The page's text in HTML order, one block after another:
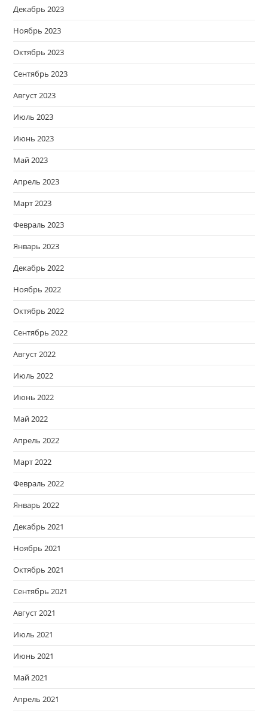
Декабрь 2023
Ноябрь 2023
Октябрь 2023
Сентябрь 2023
Август 2023
Июль 2023
Июнь 2023
Май 2023
Апрель 2023
Март 2023
Февраль 2023
Январь 2023
Декабрь 2022
Ноябрь 2022
Октябрь 2022
Сентябрь 2022
Август 2022
Июль 2022
Июнь 2022
Май 2022
Апрель 2022
Март 2022
Февраль 2022
Январь 2022
Декабрь 2021
Ноябрь 2021
Октябрь 2021
Сентябрь 2021
Август 2021
Июль 2021
Июнь 2021
Май 2021
Апрель 2021